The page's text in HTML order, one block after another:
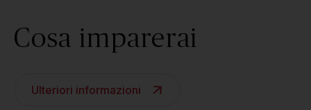
Cosa imparerai
Ulteriori informazioni